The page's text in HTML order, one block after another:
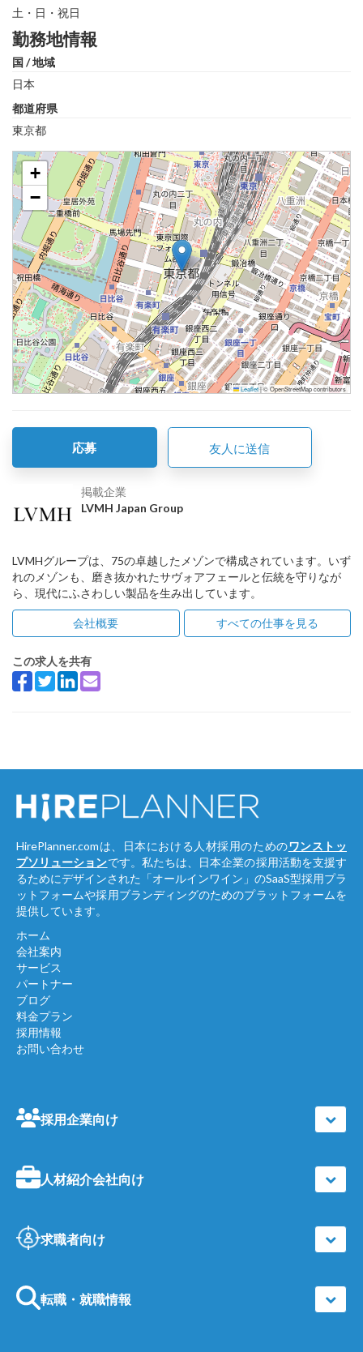
土・日・祝日
勤務地情報
国 / 地域
日本
都道府県
東京都
+
−
Leaflet|© OpenStreetMap contributors
応募 友人に送信
掲載企業
LVMH Japan Group
LVMHグループは、75の卓越したメゾンで構成されています。いず
れのメゾンも、磨き抜かれたサヴォアフェールと伝統を守りなが
ら、現代にふさわしい製品を生み出しています。
会社概要 すべての仕事を見る
この求人を共有
採用企業向け
人材紹介会社向け
求職者向け
転職・就職情報
HirePlanner.comは、日本における人材採用のためのワンストッ
プソリューションです。私たちは、日本企業の採用活動を支援す
るためにデザインされた「オールインワイン」のSaaS型採用プラ
ットフォームや採用ブランディングのためのプラットフォームを
提供しています。
ホーム
会社案内
サービス
パートナー
ブログ
料金プラン
採用情報
お問い合わせ